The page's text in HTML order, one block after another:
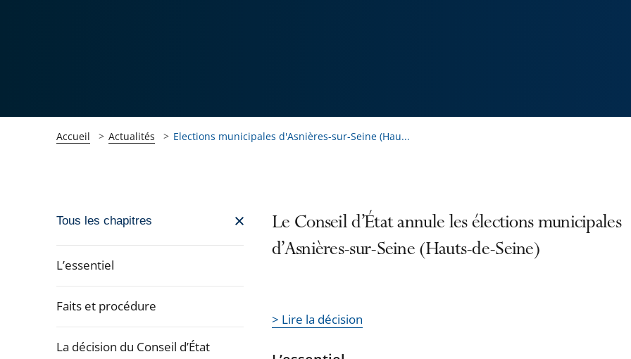
Accueil Actualités Elections municipales d'Asnières-sur-Seine (Hau...
Passer
navigation
l'article
Tous les chapitres
L’essentiel
Faits et procédure
La décision du Conseil d’État
Le Conseil d’État annule les élections municipales
d’Asnières-sur-Seine (Hauts-de-Seine)
> Lire la décision